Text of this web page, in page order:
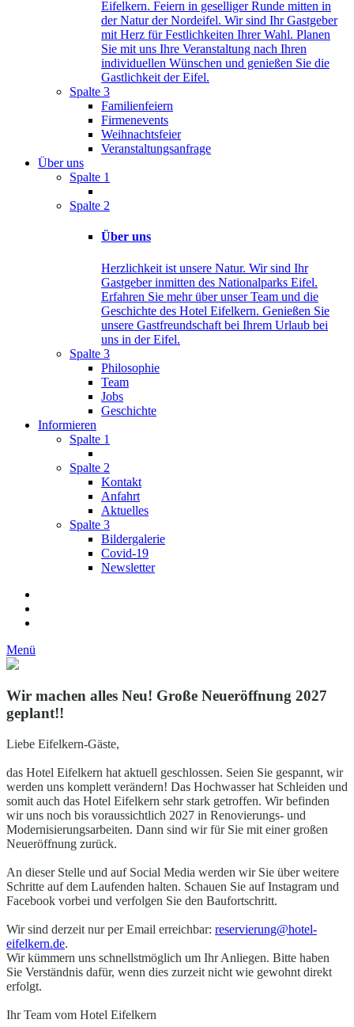
Eifelkern. Feiern in geselliger Runde mitten in
der Natur der Nordeifel. Wir sind Ihr Gastgeber
mit Herz für Festlichkeiten Ihrer Wahl. Planen
Sie mit uns Ihre Veranstaltung nach Ihren
individuellen Wünschen und genießen Sie die
Gastlichkeit der Eifel.
Spalte 3
Familienfeiern
Firmenevents
Weihnachtsfeier
Veranstaltungsanfrage
Über uns
Spalte 1
Spalte 2
Über uns
Herzlichkeit ist unsere Natur. Wir sind Ihr
Gastgeber inmitten des Nationalparks Eifel.
Erfahren Sie mehr über unser Team und die
Geschichte des Hotel Eifelkern. Genießen Sie
unsere Gastfreundschaft bei Ihrem Urlaub bei
uns in der Eifel.
Spalte 3
Philosophie
Team
Jobs
Geschichte
Informieren
Spalte 1
Spalte 2
Kontakt
Anfahrt
Aktuelles
Spalte 3
Bildergalerie
Covid-19
Newsletter
Menü
Wir machen alles Neu! Große Neueröffnung 2027
geplant!!
Liebe Eifelkern-Gäste,
das Hotel Eifelkern hat aktuell geschlossen. Seien Sie gespannt, wir
werden uns komplett verändern! Das Hochwasser hat Schleiden und
somit auch das Hotel Eifelkern sehr stark getroffen. Wir befinden
wir uns noch bis voraussichtlich 2027 in Renovierungs- und
Modernisierungsarbeiten. Dann sind wir für Sie mit einer großen
Neueröffnung zurück.
An dieser Stelle und auf Social Media werden wir Sie über weitere
Schritte auf dem Laufenden halten. Schauen Sie auf Instagram und
Facebook vorbei und verfolgen Sie den Baufortschritt.
Wir sind derzeit nur per Email erreichbar: reservierung@hotel-
eifelkern.de.
Wir kümmern uns schnellstmöglich um Ihr Anliegen. Bitte haben
Sie Verständnis dafür, wenn dies zurzeit nicht wie gewohnt direkt
erfolgt.
Ihr Team vom Hotel Eifelkern